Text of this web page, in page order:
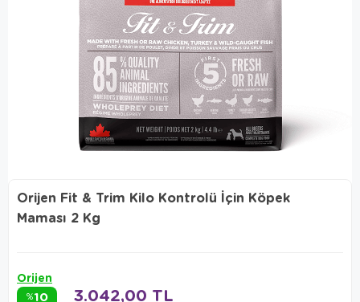
Orijen Fit & Trim Kilo Kontrolü İçin Köpek
Maması 2 Kg
Orijen
%10 3.042,00 TL